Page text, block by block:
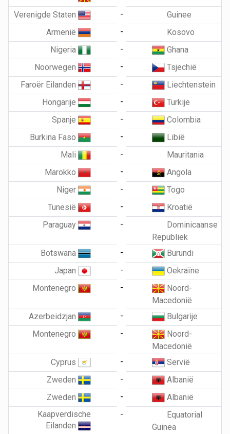
Verenigde Staten -
Guinee
Armenië
-
Kosovo
Nigeria
-
Ghana
Noorwegen
-
Tsjechië
Faroër Eilanden
-
Liechtenstein
Hongarije
-
Turkije
Spanje
-
Colombia
Burkina Faso
-
Libië
Mali
-
Mauritania
Marokko
-
Angola
Niger
-
Togo
Tunesië
-
Kroatië
Paraguay
-
Dominicaanse
Republiek
Botswana
-
Burundi
Japan
-
Oekraïne
Montenegro
-
Noord-
Macedonië
Azerbeidzjan
-
Bulgarije
Montenegro
-
Noord-
Macedonië
Cyprus
-
Servië
Zweden
-
Albanië
Zweden
-
Albanië
Kaapverdische
Eilanden
-
Equatorial
Guinea